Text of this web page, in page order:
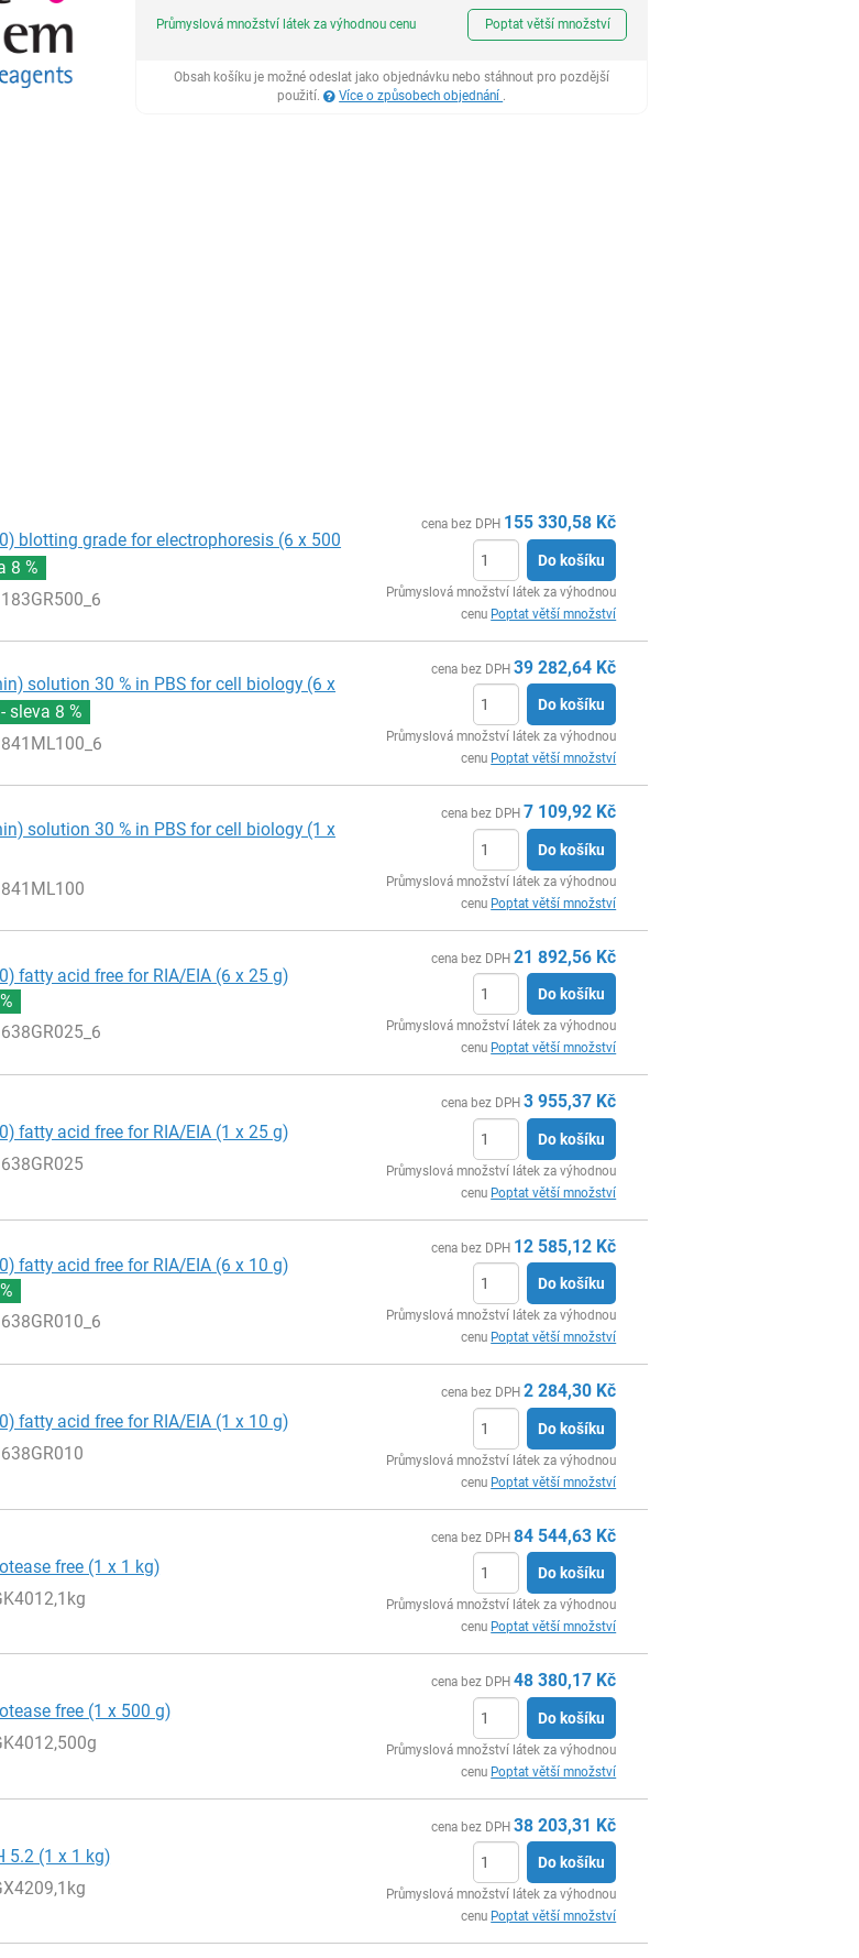
Průmyslová množství látek za výhodnou cenu Poptat větší množství
Obsah košíku je možné odeslat jako objednávku nebo stáhnout pro pozdější
použití.
Více o způsobech objednání .
blotting grade for electrophoresis (6 x 500
8 %
cena bez DPH 155 330,58 Kč
Do košíku
Průmyslová množství látek za výhodnou
cenu Poptat větší množství
solution 30 % in PBS for cell biology (6 x
sleva 8 %
cena bez DPH 39 282,64 Kč
Do košíku
Průmyslová množství látek za výhodnou
cenu Poptat větší množství
solution 30 % in PBS for cell biology (1 x
cena bez DPH 7 109,92 Kč
Do košíku
Průmyslová množství látek za výhodnou
cenu Poptat větší množství
fatty acid free for RIA/EIA (6 x 25 g)
cena bez DPH 21 892,56 Kč
Do košíku
Průmyslová množství látek za výhodnou
cenu Poptat větší množství
fatty acid free for RIA/EIA (1 x 25 g)
cena bez DPH 3 955,37 Kč
Do košíku
Průmyslová množství látek za výhodnou
cenu Poptat větší množství
fatty acid free for RIA/EIA (6 x 10 g)
cena bez DPH 12 585,12 Kč
Do košíku
Průmyslová množství látek za výhodnou
cenu Poptat větší množství
fatty acid free for RIA/EIA (1 x 10 g)
cena bez DPH 2 284,30 Kč
Do košíku
Průmyslová množství látek za výhodnou
cenu Poptat větší množství
free (1 x 1 kg)
cena bez DPH 84 544,63 Kč
Do košíku
Průmyslová množství látek za výhodnou
cenu Poptat větší množství
free (1 x 500 g)
cena bez DPH 48 380,17 Kč
Do košíku
Průmyslová množství látek za výhodnou
cenu Poptat větší množství
5.2 (1 x 1 kg)
cena bez DPH 38 203,31 Kč
Do košíku
Průmyslová množství látek za výhodnou
cenu Poptat větší množství